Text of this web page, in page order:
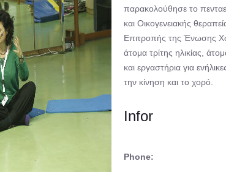
παρακολούθησε το
και Οικογενειακής
Επιτροπής της Ένωσης
άτομα τρίτης ηλικίας,
και εργαστήρια για
την κίνηση και το χορό.
Infor
Phone: